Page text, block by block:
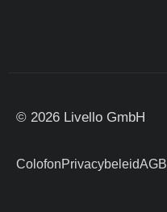
© 2026 Livello GmbH
ColofonPrivacybeleidAGB